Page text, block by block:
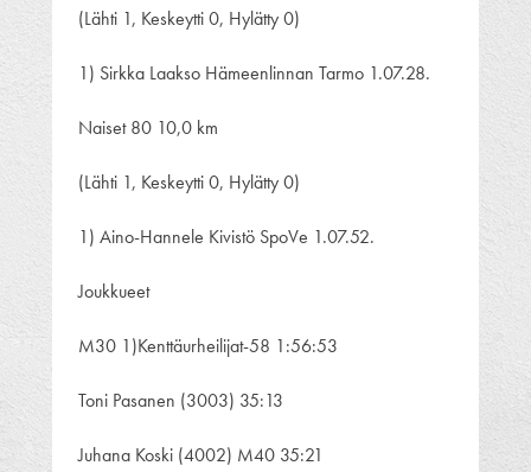
(Lähti 1, Keskeytti 0, Hylätty 0)
1) Sirkka Laakso Hämeenlinnan Tarmo 1.07.28.
Naiset 80 10,0 km
(Lähti 1, Keskeytti 0, Hylätty 0)
1) Aino-Hannele Kivistö SpoVe 1.07.52.
Joukkueet
M30 1)Kenttäurheilijat-58 1:56:53
Toni Pasanen (3003) 35:13
Juhana Koski (4002) M40 35:21